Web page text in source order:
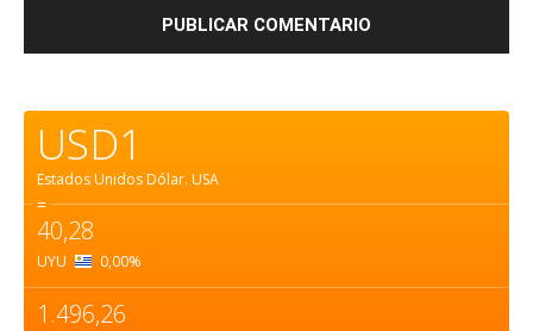
USD1
Estados Unidos Dólar. USA
=
40,28
UYU 0,00%
1.496,26